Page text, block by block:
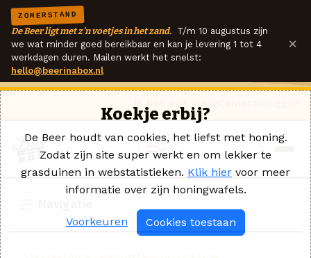
ZOMERSTAND
De Beer ligt met z'n voetjes in het zand. T/m 10 augustus zijn
we wat minder goed bereikbaar en kan je levering 1 tot 4
werkdagen duren. Mailen werkt het snelst:
hello@beerinabox.nl
×
Koekje erbij?
De Beer houdt van cookies, het liefst met honing.
Zodat zijn site super werkt en om lekker te
grasduinen in webstatistieken. Klik hier voor meer
informatie over zijn honingwafels.
Voorkeuren Cookies toestaan